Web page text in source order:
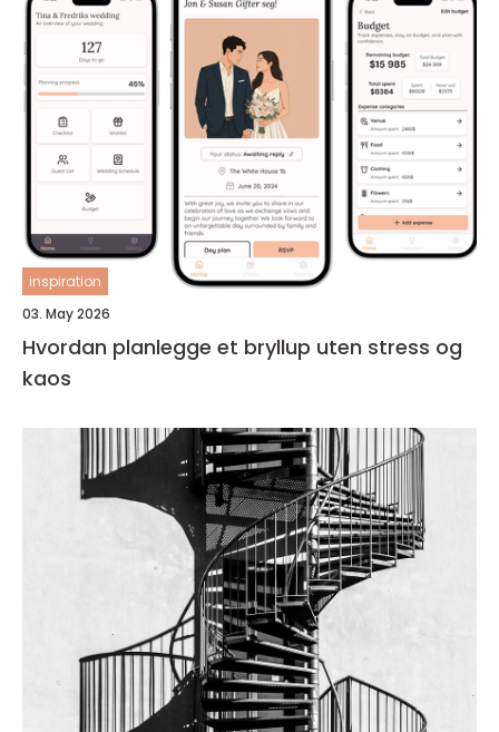
inspiration
03. May 2026
Hvordan planlegge et bryllup uten stress og
kaos